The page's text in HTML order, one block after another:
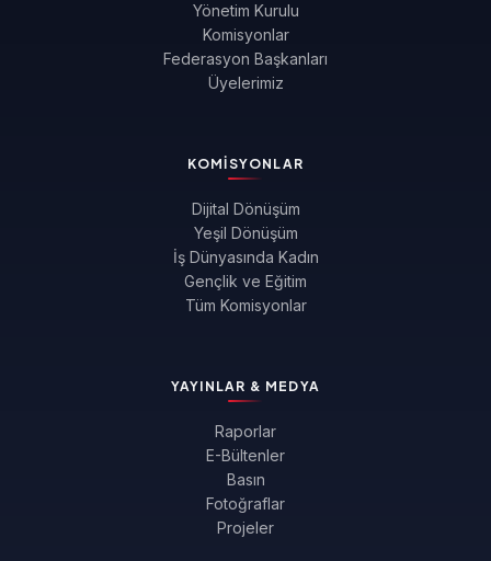
Yönetim Kurulu
Komisyonlar
Federasyon Başkanları
Üyelerimiz
KOMISYONLAR
Dijital Dönüşüm
Yeşil Dönüşüm
İş Dünyasında Kadın
Gençlik ve Eğitim
Tüm Komisyonlar
YAYINLAR & MEDYA
Raporlar
E-Bültenler
Basın
Fotoğraflar
Projeler